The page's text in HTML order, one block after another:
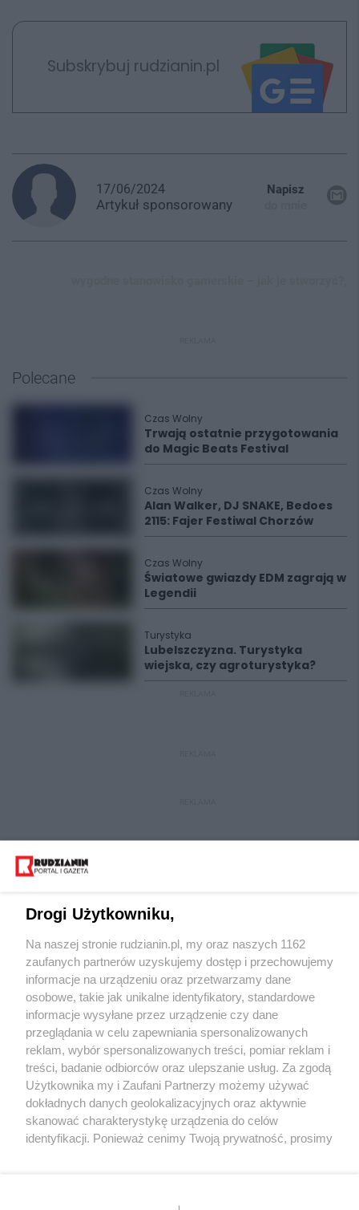
Subskrybuj rudzianin.pl
17/06/2024
Artykuł sponsorowany
Napisz
Polecane
Czas Wolny
Trwają ostatnie przygotowania
do Magic Beats Festival
Czas Wolny
Alan Walker, DJ SNAKE, Bedoes
2115: Fajer Festiwal Chorzów
Czas Wolny
Światowe gwiazdy EDM zagrają w
Legendii
Turystyka
Lubelszczyzna. Turystyka
wiejska, czy agroturystyka?
Wydawca mediów lokalnych
Nie zapomnij
zapoznać się z:
polityką prywatności regulamin korzystania z portali
Twojemiasto
Piekary Śląskie
Chorzów
Tarnowskie Góry
Skontakuj sięz nami
Kontakt
Wydawca
Redakcja
Drogi Użytkowniku,
Na naszej stronie rudzianin.pl, my oraz naszych 1162
zaufanych partnerów uzyskujemy dostęp i przechowujemy
informacje na urządzeniu oraz przetwarzamy dane
osobowe, takie jak unikalne identyfikatory, standardowe
informacje wysyłane przez urządzenie czy dane
przeglądania w celu zapewniania spersonalizowanych
reklam, wybór spersonalizowanych treści, pomiar reklam i
treści, badanie odbiorców oraz ulepszanie usług. Za zgodą
Użytkownika my i Zaufani Partnerzy możemy używać
dokładnych danych geolokalizacyjnych oraz aktywnie
skanować charakterystykę urządzenia do celów
identyfikacji. Ponieważ cenimy Twoją prywatność, prosimy